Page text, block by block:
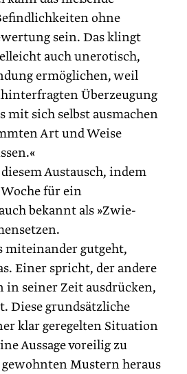
ohne
sein. Das klingt
auch unerotisch,
ermöglichen, weil
Überzeugung
mit sich selbst ausmachen
Art und Weise
Austausch, indem
für ein
bekannt als »Zwie­
miteinander gutgeht,
Einer spricht, der andere
in seiner Zeit ausdrücken,
Diese grundsätzliche
klar geregelten Situation
Aussage voreilig zu
Mustern heraus